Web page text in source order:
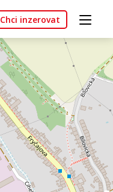
Chci inzerovat